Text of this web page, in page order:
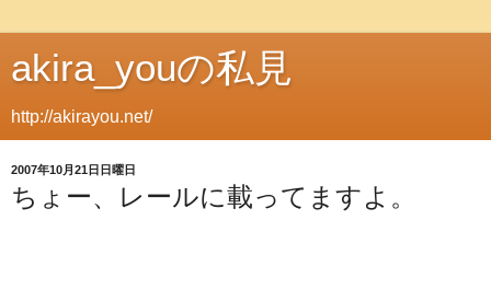
akira_youの私見
http://akirayou.net/
2007年10月21日日曜日
ちょー、レールに載ってますよ。